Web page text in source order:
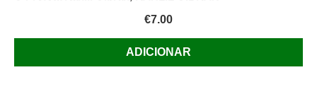
€7.00
ADICIONAR